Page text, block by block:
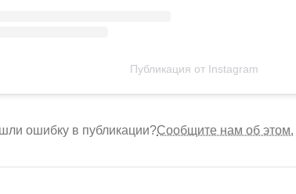
Публикация от Instagram
ошибку в публикации?Сообщите нам об этом.